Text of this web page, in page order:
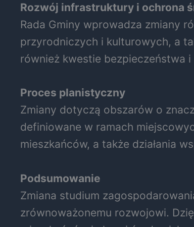
Rozwój infrastruktury i ochrona
Rada Gminy wprowadza zmiany
przyrodniczych i kulturowych, a
również kwestie bezpieczeństwa
Proces planistyczny
Zmiany dotyczą obszarów o
definiowane w ramach
mieszkańców, a także działania
Podsumowanie
Zmiana studium
zrównoważonemu rozwojowi.